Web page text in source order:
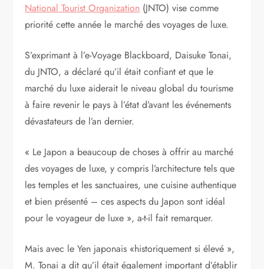
National Tourist Organization (JNTO) vise comme
priorité cette année le marché des voyages de luxe.
S’exprimant à l’e-Voyage Blackboard, Daisuke Tonai,
du JNTO, a déclaré qu’il était confiant et que le
marché du luxe aiderait le niveau global du tourisme
à faire revenir le pays à l’état d’avant les événements
dévastateurs de l’an dernier.
« Le Japon a beaucoup de choses à offrir au marché
des voyages de luxe, y compris l’architecture tels que
les temples et les sanctuaires, une cuisine authentique
et bien présenté – ces aspects du Japon sont idéal
pour le voyageur de luxe », a-t-il fait remarquer.
Mais avec le Yen japonais «historiquement si élevé »,
M. Tonai a dit qu’il était également important d’établir